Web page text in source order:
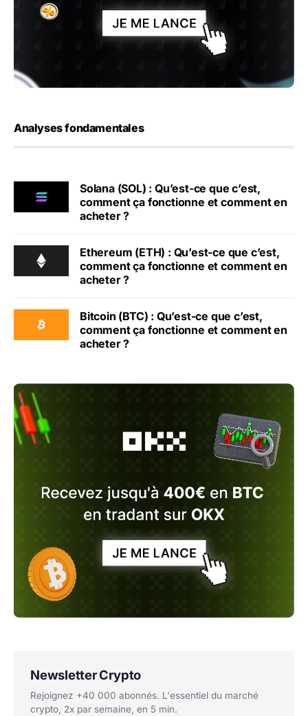
Analyses fondamentales
Solana (SOL) : Qu’est-ce que c’est,
comment ça fonctionne et comment en
acheter ?
Ethereum (ETH) : Qu’est-ce que c’est,
comment ça fonctionne et comment en
acheter ?
Bitcoin (BTC) : Qu’est-ce que c’est,
comment ça fonctionne et comment en
acheter ?
Newsletter Crypto
Rejoignez +40 000 abonnés. L'essentiel du marché
crypto, 2x par semaine, en 5 min.